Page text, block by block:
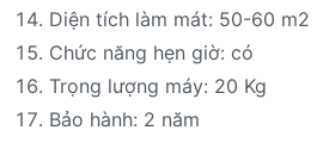
Diện tích làm mát: 50-60 m2
Chức năng hẹn giờ: có
Trọng lượng máy: 20 Kg
Bảo hành: 2 năm